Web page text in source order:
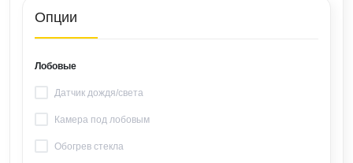
Опции
Лобовые
Датчик дождя/света
Камера под лобовым
Обогрев стекла